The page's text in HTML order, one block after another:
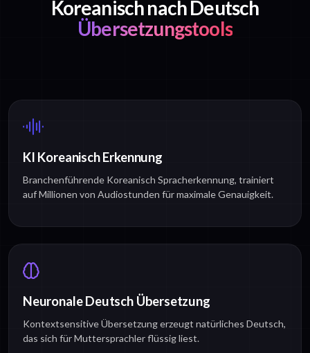
Koreanisch nach Deutsch
Übersetzungstools
KI Koreanisch Erkennung
Branchenführende Koreanisch Spracherkennung, trainiert
auf Millionen von Audiostunden für maximale Genauigkeit.
Neuronale Deutsch Übersetzung
Kontextsensitive Übersetzung erzeugt natürliches Deutsch,
das sich für Muttersprachler flüssig liest.